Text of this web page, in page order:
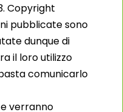
Copyright
pubblicate sono
dunque di
il loro utilizzo
comunicarlo
verranno